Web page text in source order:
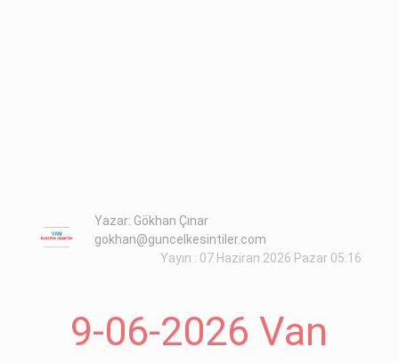
Yazar: Gökhan Çınar
gokhan@guncelkesintiler.com
Yayın : 07 Haziran 2026 Pazar 05:16
9-06-2026 Van